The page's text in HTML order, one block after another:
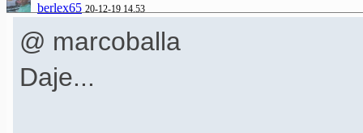
berlex65 20-12-19 14.53
@ marcoballa
Daje...